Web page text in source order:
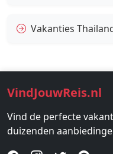
Vakanties
VindJouwReis.nl
Vind de perfecte
duizenden